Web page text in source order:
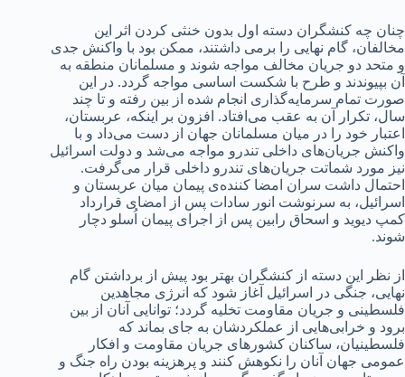
چنان چه کنشگران دسته اول بدون خنثی کردن اثر این
مخالفان، گام نهایی را برمی داشتند، ممکن بود با واکنش جدی
و متحد دو جریان مخالف مواجه شوند و مسلمانان منطقه به
آن بپیوندند و طرح با شکست اساسی مواجه گردد. در این
صورت تمام سرمایه‌گذاری انجام شده از بین رفته و تا چند
سال، تکرار آن به عقب می‌افتاد. افزون بر اینکه، عربستان،
اعتبار خود را در میان مسلمانان جهان از دست می‌داد و با
واکنش جریان‌های داخلی تندرو مواجه می‌شد و دولت اسرائیل
نیز مورد شماتت جریان‌های تندرو داخلی قرار می‌گرفت.
احتمال داشت سران امضا کننده‌ی پیمان میان عربستان و
اسرائیل، به سرنوشت انور سادات پس از امضای قرارداد
کمپ دیوید و اسحاق رابین پس از اجرای پیمان اُسلو دچار
شوند.
از نظر این دسته از کنشگران بهتر بود پیش از برداشتن گام
نهایی، جنگی در اسرائیل آغاز شود که انرژی مجاهدین
فلسطینی و جریان مقاومت تخلیه گردد؛ توانایی آنان از بین
برود و خرابی‌هایی از عملکردشان به جای بماند که
فلسطینیان، ساکنان کشورهای جریان مقاومت و افکار
عمومی جهان آنان را نکوهش کنند و پرهزینه بودن راه جنگ و